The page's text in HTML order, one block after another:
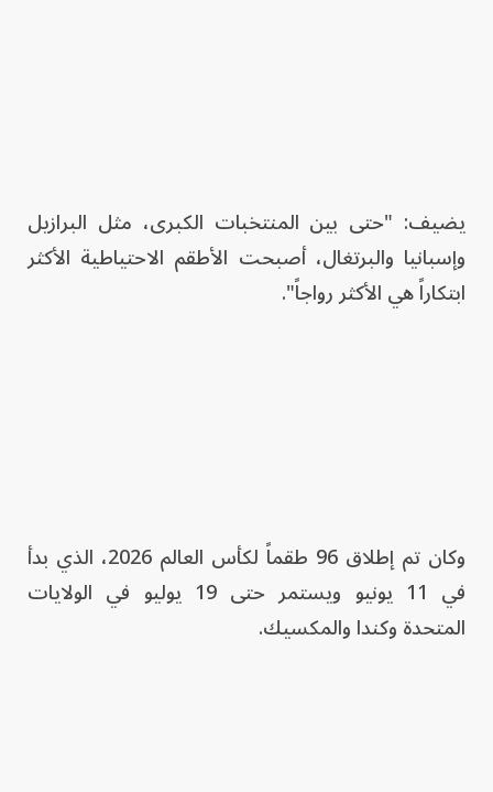
يضيف: "حتى بين المنتخبات الكبرى، مثل البرازيل
وإسبانيا والبرتغال، أصبحت الأطقم الاحتياطية الأكثر
ابتكاراً هي الأكثر رواجاً".
وكان تم إطلاق 96 طقماً لكأس العالم 2026، الذي بدأ
في 11 يونيو ويستمر حتى 19 يوليو في الولايات
المتحدة وكندا والمكسيك.